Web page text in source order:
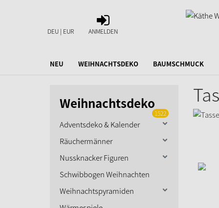
DEU | EUR
ANMELDEN
ANMELDEN
NEU WEIHNACHTSDEKO BAUMSCHMUCK
Weihnachtsdeko
1522
Adventsdeko & Kalender
Räuchermänner
Nussknacker Figuren
Schwibbogen Weihnachten
Weihnachtspyramiden